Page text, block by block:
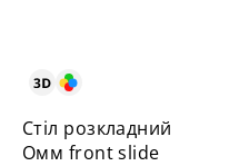
Стіл розкладний
Омм front slide